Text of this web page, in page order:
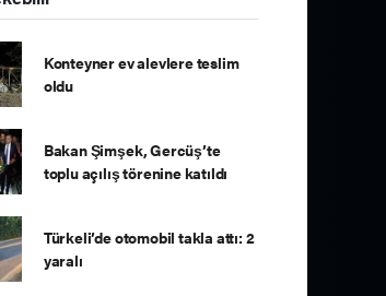
Konteyner ev alevlere teslim
oldu
Bakan Şimşek, Gercüş’te
toplu açılış törenine katıldı
Türkeli’de otomobil takla attı: 2
yaralı